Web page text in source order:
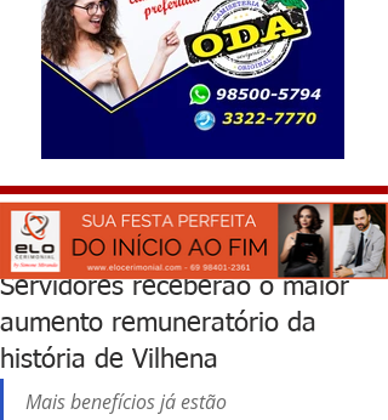
Servidores receberão o maior
aumento remuneratório da
história de Vilhena
Mais benefícios já estão